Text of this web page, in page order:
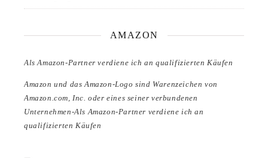
AMAZON
Als Amazon-Partner verdiene ich an qualifizierten Käufen
Amazon und das Amazon-Logo sind Warenzeichen von
Amazon.com, Inc. oder eines seiner verbundenen
Unternehmen-Als Amazon-Partner verdiene ich an
qualifizierten Käufen